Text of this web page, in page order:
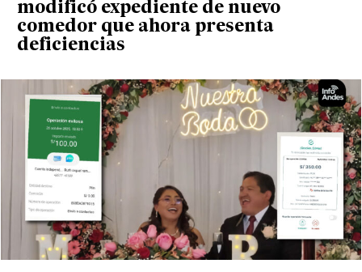
modificó expediente de nuevo
comedor que ahora presenta
deficiencias